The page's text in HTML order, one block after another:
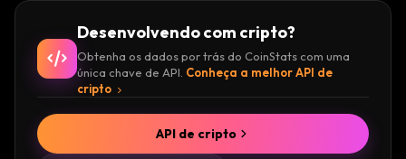
Desenvolvendo com cripto?
Obtenha os dados por trás do CoinStats com uma
única chave de API. Conheça a melhor API de
cripto
API de cripto